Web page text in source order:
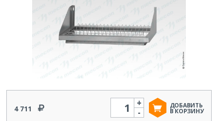
4 711
Количество
-
+ ДОБАВИТЬ
В КОРЗИНУ